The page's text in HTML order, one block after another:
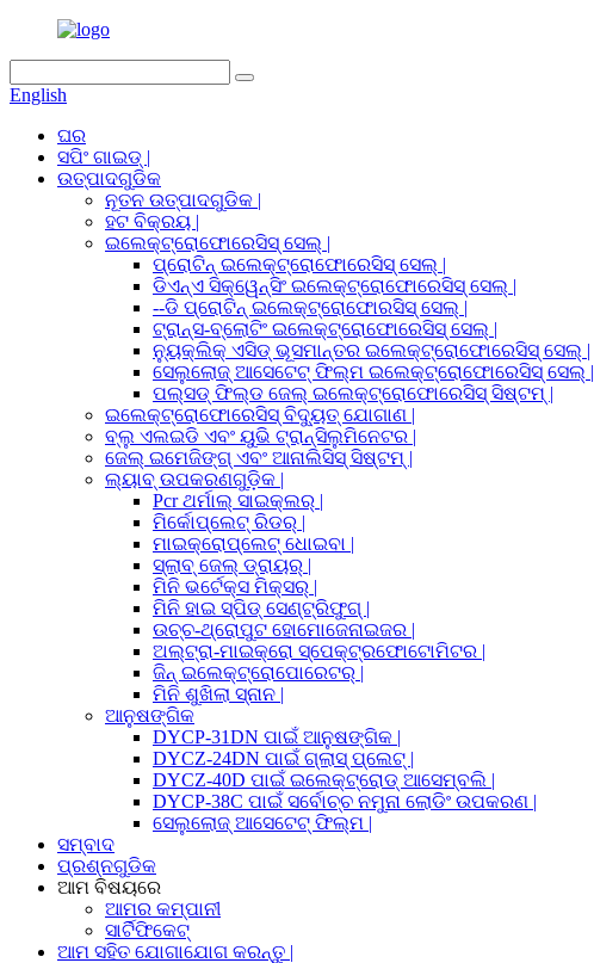
English
ଘର
ସପିଂ ଗାଇଡ୍ |
ଉତ୍ପାଦଗୁଡିକ
ନୂତନ ଉତ୍ପାଦଗୁଡିକ |
ହଟ ବିକ୍ରୟ |
ଇଲେକ୍ଟ୍ରୋଫୋରେସିସ୍ ସେଲ୍ |
ପ୍ରୋଟିନ୍ ଇଲେକ୍ଟ୍ରୋଫୋରେସିସ୍ ସେଲ୍ |
ଡିଏନ୍ଏ ସିକ୍ୱେନ୍ସିଂ ଇଲେକ୍ଟ୍ରୋଫୋରେସିସ୍ ସେଲ୍ |
--ଡି ପ୍ରୋଟିନ୍ ଇଲେକ୍ଟ୍ରୋଫୋରସିସ୍ ସେଲ୍ |
ଟ୍ରାନ୍ସ-ବ୍ଲୋଟିଂ ଇଲେକ୍ଟ୍ରୋଫୋରେସିସ୍ ସେଲ୍ |
ନ୍ୟୁକ୍ଲିକ୍ ଏସିଡ୍ ଭୂସମାନ୍ତର ଇଲେକ୍ଟ୍ରୋଫୋରେସିସ୍ ସେଲ୍ |
ସେଲୁଲୋଜ୍ ଆସେଟେଟ୍ ଫିଲ୍ମ ଇଲେକ୍ଟ୍ରୋଫୋରେସିସ୍ ସେଲ୍ |
ପଲ୍ସଡ୍ ଫିଲ୍ଡ ଜେଲ୍ ଇଲେକ୍ଟ୍ରୋଫୋରେସିସ୍ ସିଷ୍ଟମ୍ |
ଇଲେକ୍ଟ୍ରୋଫୋରେସିସ୍ ବିଦ୍ୟୁତ୍ ଯୋଗାଣ |
ବ୍ଲୁ ଏଲଇଡି ଏବଂ ୟୁଭି ଟ୍ରାନ୍ସିଲୁମିନେଟର |
ଜେଲ୍ ଇମେଜିଙ୍ଗ୍ ଏବଂ ଆନାଲିସିସ୍ ସିଷ୍ଟମ୍ |
ଲ୍ୟାବ୍ ଉପକରଣଗୁଡ଼ିକ |
Pcr ଥର୍ମାଲ୍ ସାଇକ୍ଲର୍ |
ମିର୍କୋପ୍ଲେଟ୍ ରିଡର୍ |
ମାଇକ୍ରୋପ୍ଲେଟ୍ ଧୋଇବା |
ସ୍ଲାବ୍ ଜେଲ୍ ଡ୍ରାୟର୍ |
ମିନି ଭର୍ଟେକ୍ସ ମିକ୍ସର୍ |
ମିନି ହାଇ ସ୍ପିଡ୍ ସେଣ୍ଟ୍ରିଫୁଗ୍ |
ଉଚ୍ଚ-ଥ୍ରୋପୁଟ ହୋମୋଜେନାଇଜର |
ଅଲ୍ଟ୍ରା-ମାଇକ୍ରୋ ସ୍ପେକ୍ଟ୍ରଫୋଟୋମିଟର |
ଜିନ୍ ଇଲେକ୍ଟ୍ରୋପୋରେଟର୍ |
ମିନି ଶୁଖିଲା ସ୍ନାନ |
ଆନୁଷଙ୍ଗିକ
DYCP-31DN ପାଇଁ ଆନୁଷଙ୍ଗିକ |
DYCZ-24DN ପାଇଁ ଗ୍ଲାସ୍ ପ୍ଲେଟ୍ |
DYCZ-40D ପାଇଁ ଇଲେକ୍ଟ୍ରୋଡ୍ ଆସେମ୍ବଲି |
DYCP-38C ପାଇଁ ସର୍ବୋଚ୍ଚ ନମୁନା ଲୋଡିଂ ଉପକରଣ |
ସେଲୁଲୋଜ୍ ଆସେଟେଟ୍ ଫିଲ୍ମ |
ସମ୍ବାଦ
ପ୍ରଶ୍ନଗୁଡିକ
ଆମ ବିଷୟରେ
ଆମର କମ୍ପାନୀ
ସାର୍ଟିଫିକେଟ୍
ଆମ ସହିତ ଯୋଗାଯୋଗ କରନ୍ତୁ |